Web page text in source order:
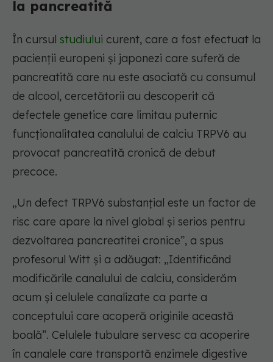
la pancreatită
În cursul studiului curent, care a fost efectuat la
pacienții europeni și japonezi care suferă de
pancreatită care nu este asociată cu consumul
de alcool, cercetătorii au descoperit că
defectele genetice care limitau puternic
funcționalitatea canalului de calciu TRPV6 au
provocat pancreatită cronică de debut
precoce.
„Un defect TRPV6 substanțial este un factor de
risc care apare la nivel global și serios pentru
dezvoltarea pancreatitei cronice”, a spus
profesorul Witt și a adăugat: „Identificând
modificările canalului de calciu, considerăm
acum și celulele canalizate ca parte a
conceptului care acoperă originile această
boală”. Celulele tubulare servesc ca acoperire
în canalele care transportă enzimele digestive